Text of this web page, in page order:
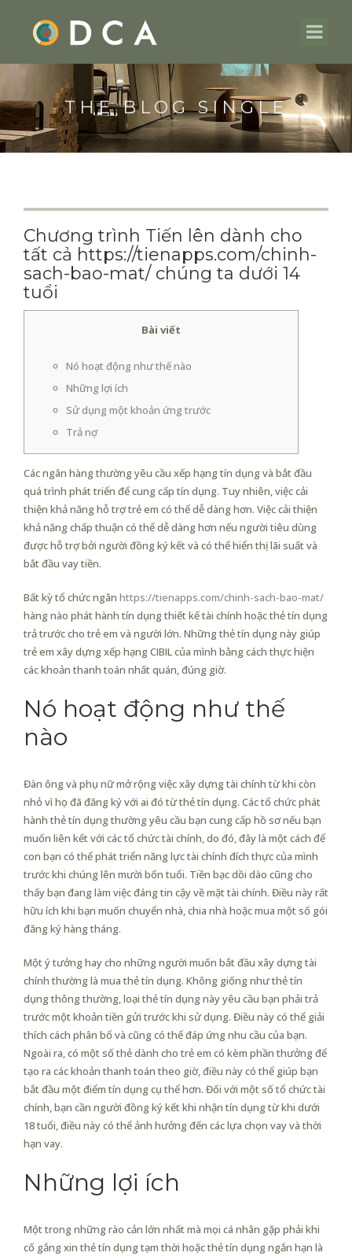
THE BLOG SINGLE
Chương trình Tiến lên dành cho
tất cả https://tienapps.com/chinh-
sach-bao-mat/ chúng ta dưới 14
tuổi
Bài viết
Nó hoạt động như thế nào
Những lợi ích
Sử dụng một khoản ứng trước
Trả nợ
Các ngân hàng thường yêu cầu xếp hạng tín dụng và bắt đầu
quá trình phát triển để cung cấp tín dụng. Tuy nhiên, việc cải
thiện khả năng hỗ trợ trẻ em có thể dễ dàng hơn. Việc cải thiện
khả năng chấp thuận có thể dễ dàng hơn nếu người tiêu dùng
được hỗ trợ bởi người đồng ký kết và có thể hiển thị lãi suất và
bắt đầu vay tiền.
Bất kỳ tổ chức ngân https://tienapps.com/chinh-sach-bao-mat/
hàng nào phát hành tín dụng thiết kế tài chính hoặc thẻ tín dụng
trả trước cho trẻ em và người lớn. Những thẻ tín dụng này giúp
trẻ em xây dựng xếp hạng CIBIL của mình bằng cách thực hiện
các khoản thanh toán nhất quán, đúng giờ.
Nó hoạt động như thế
nào
Đàn ông và phụ nữ mở rộng việc xây dựng tài chính từ khi còn
nhỏ vì họ đã đăng ký với ai đó từ thẻ tín dụng. Các tổ chức phát
hành thẻ tín dụng thường yêu cầu bạn cung cấp hồ sơ nếu bạn
muốn liên kết với các tổ chức tài chính, do đó, đây là một cách để
con bạn có thể phát triển năng lực tài chính đích thực của mình
trước khi chúng lên mười bốn tuổi. Tiền bạc dồi dào cũng cho
thấy bạn đang làm việc đáng tin cậy về mặt tài chính. Điều này rất
hữu ích khi bạn muốn chuyển nhà, chia nhà hoặc mua một số gói
đăng ký hàng tháng.
Một ý tưởng hay cho những người muốn bắt đầu xây dựng tài
chính thường là mua thẻ tín dụng. Không giống như thẻ tín
dụng thông thường, loại thẻ tín dụng này yêu cầu bạn phải trả
trước một khoản tiền gửi trước khi sử dụng. Điều này có thể giải
thích cách phân bổ và cũng có thể đáp ứng nhu cầu của bạn.
Ngoài ra, có một số thẻ dành cho trẻ em có kèm phần thưởng để
tạo ra các khoản thanh toán theo giờ, điều này có thể giúp bạn
bắt đầu một điểm tín dụng cụ thể hơn. Đối với một số tổ chức tài
chính, bạn cần người đồng ký kết khi nhận tín dụng từ khi dưới
18 tuổi, điều này có thể ảnh hưởng đến các lựa chọn vay và thời
hạn vay.
Những lợi ích
Một trong những rào cản lớn nhất mà mọi cá nhân gặp phải khi
cố gắng xin thẻ tín dụng tạm thời hoặc thẻ tín dụng ngắn hạn là